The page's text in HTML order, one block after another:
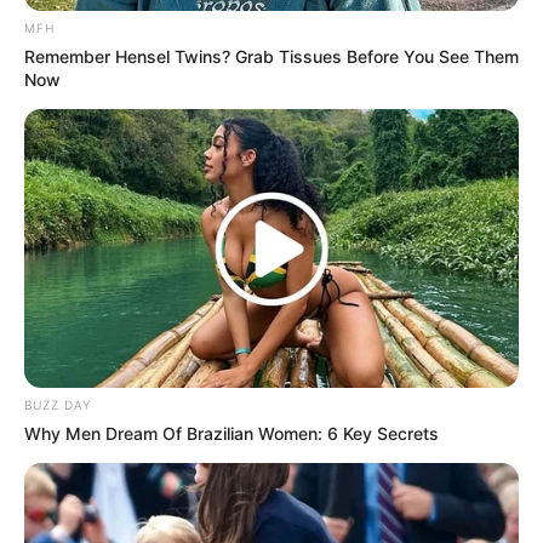
Mute
Manikur bisa menjadi relaksasi yang dilakukan
dengan pijatan
MFH
Remember Hensel Twins? Grab Tissues Before You See Them
Now
BUZZ DAY
Why Men Dream Of Brazilian Women: 6 Key Secrets